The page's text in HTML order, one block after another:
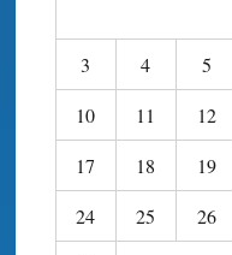
3
4 5
10
11 12
17
18 19
24
25 26